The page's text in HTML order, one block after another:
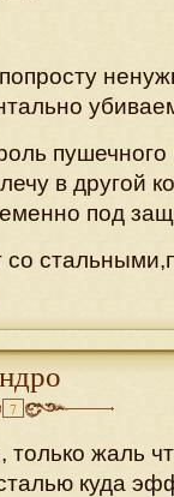
в другой
под
со
7
жаль
куда